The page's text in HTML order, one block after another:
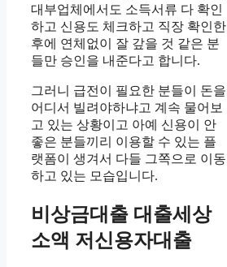
대부업체에서도 소득서류 다 확인
하고 신용도 체크하고 직장 확인한
후에 연체없이 잘 갚을 것 같은 분
들만 승인을 내준다고 합니다.
그러니 급전이 필요한 분들이 돈을
어디서 빌려야하냐고 계속 물어보
고 있는 상황이고 아예 신용이 안
좋은 분들끼리 이용할 수 있는 플
랫폼이 생겨서 다들 그쪽으로 이동
하고 있는 모습입니다.
비상금대출 대출세상
소액 저신용자대출